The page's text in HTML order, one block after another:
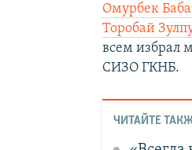
Омурбек
Торобай
всем избрал
СИЗО ГКНБ.
ЧИТАЙТЕ